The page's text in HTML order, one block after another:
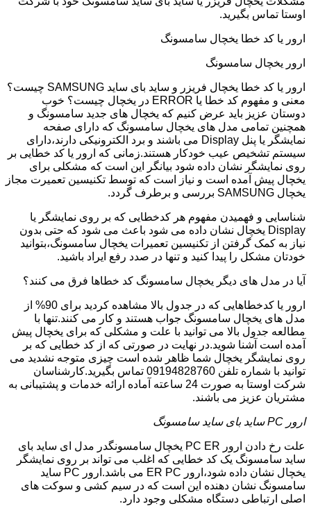
اوستا تماس بگیرید.
ارور یا کد خطا یخچال سامسونگ
ارور یخچال سامسونگ
ارور یا کد خطا یخچال فریزر و ساید بای ساید SAMSUNG چیست؟
معنی و مفهوم کد خطا یا ERROR در یخچال چیست؟ خوب
دوستان عزیز باید عرض کنیم که یخچال های جدید سامسونگ و
همچنین تمامی مدل های یخچال سامسونگ که دارای صفحه
نمایشگر یا پنل Display می باشند و برد الکترونیکی دارند،دارای
سیستم تشخیص عیب خودکار هستند.زمانی که ارور یا کد خطایی بر
روی نمایشگر نشان داده شود بیانگر این است که مشکلی برای
یخچال پیش آمده است و نیاز است که توسط تکنیسین تعمیرت مجاز
یخچال SAMSUNG بررسی و برطرف گردد.
شناسایی و فهمیدن مفهوم هر کدخطایی که بر روی نمایشگر یا
Display یخچال نشان داده می شود باعث می شود که حتی بدون
نیاز به کمک گرفتن از تکنیسین تعمیرات یخچال سامسونگ،بتوانید
خودتان مشکل را پیدا کنید و تنها در صدد رفع ایراد باشید.
آیا در مدل های دیگر یخچال سامسونگ کد خطاها فرق می کنند؟
ارور یا کدخطاهایی که در جدول بالا مشاهده کردید برای 90% از
مدل های یخچال سامسونگ جواب هستند و کار می کنند.تنها با
مطالعه جدول بالا می توانید با علت و مشکلی که برای یخچال پیش
آمده است آشنا شوید.در نهایت در صورتی که از کد خطایی که بر
روی نمایشگر یخچال شما ظاهر شده است چیزی متوجه نشدید می
توانید با شماره تلفن 09194828760 تماس بگیرید.کارشناسان
شرکت اوستا به صورت 24 ساعته آماده ارائه خدمات و پشتیبانی به
مشتریان عزیز می باشند.
ارور PC ساید بای ساید سامسونگ
علت رخ دادن ارور PC ER یخچال سامسونگدر مدل ای ساید بای
ساید سامسونگ یک کد خطایی که اغلب می تواند بر روی نمایشگر
یخچال نشان داده شود،ارور ER PC می باشد.ارور PC ساید
سامسونگ نشان دهنده این است که در سیم کشی و سوکت های
اصلی ارتباطی دستگاه مشکلی وجود دارد.